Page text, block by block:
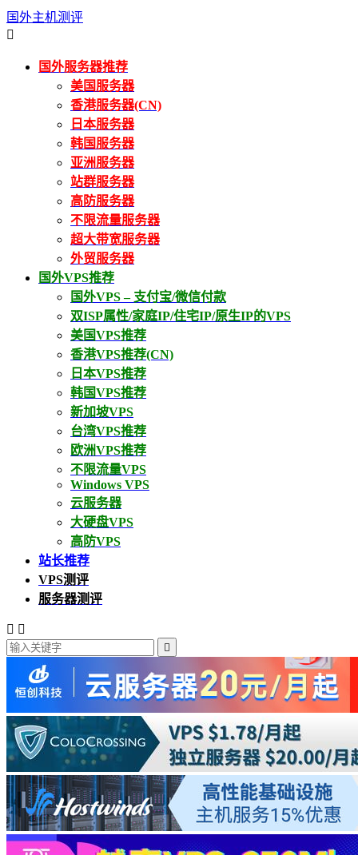
国外主机测评

国外服务器推荐
美国服务器
香港服务器(CN)
日本服务器
韩国服务器
亚洲服务器
站群服务器
高防服务器
不限流量服务器
超大带宽服务器
外贸服务器
国外VPS推荐
国外VPS – 支付宝/微信付款
双ISP属性/家庭IP/住宅IP/原生IP的VPS
美国VPS推荐
香港VPS推荐(CN)
日本VPS推荐
韩国VPS推荐
新加坡VPS
台湾VPS推荐
欧洲VPS推荐
不限流量VPS
Windows VPS
云服务器
大硬盘VPS
高防VPS
站长推荐
VPS测评
服务器测评
 
